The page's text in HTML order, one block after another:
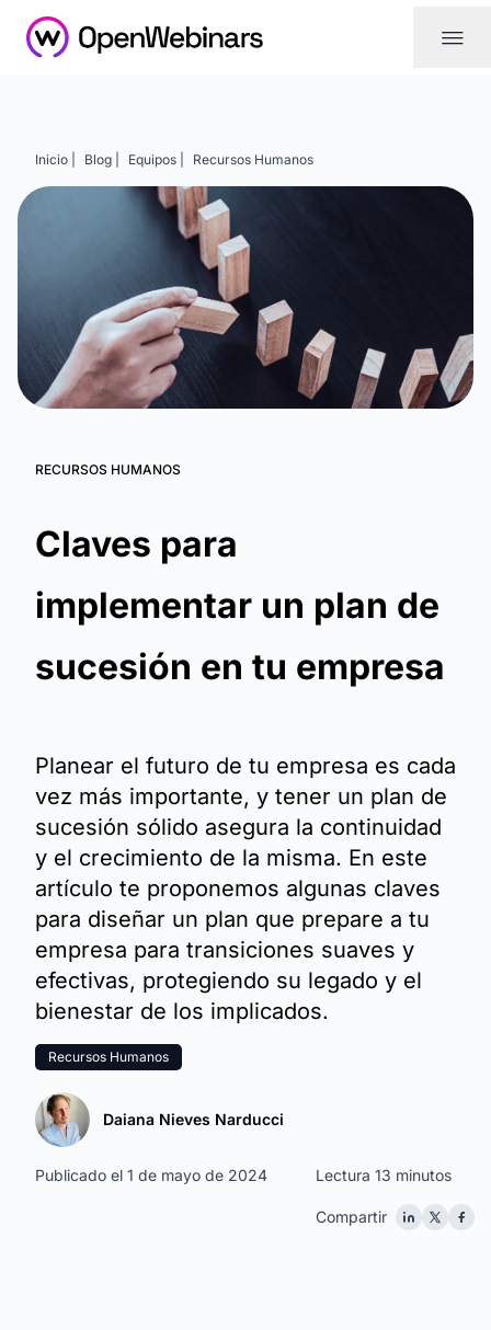
|||
Inicio | Blog | Equipos | Recursos Humanos
RECURSOS HUMANOS
Claves para
implementar un plan de
sucesión en tu empresa
Planear el futuro de tu empresa es cada
vez más importante, y tener un plan de
sucesión sólido asegura la continuidad
y el crecimiento de la misma. En este
artículo te proponemos algunas claves
para diseñar un plan que prepare a tu
empresa para transiciones suaves y
efectivas, protegiendo su legado y el
bienestar de los implicados.
Recursos Humanos
Daiana Nieves Narducci
Lectura 13 minutos
Publicado el 1 de mayo de 2024
Compartir